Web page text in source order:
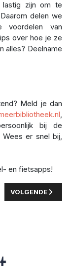
zijn om te
delen we
voordelen van
over hoe je ze
alles? Deelname
Meld je dan
,
bij de
er snel bij,
en fietsapps!
IN
VOLGENDE
VOLGENDE